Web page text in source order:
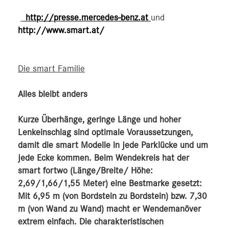
http://presse.mercedes-benz.at und
http://www.smart.at/
Die smart Familie
Alles bleibt anders
Kurze Überhänge, geringe Länge und hoher
Lenkeinschlag sind optimale Voraussetzungen,
damit die smart Modelle in jede Parklücke und um
jede Ecke kommen. Beim Wendekreis hat der
smart fortwo (Länge/Breite/ Höhe:
2,69/1,66/1,55 Meter) eine Bestmarke gesetzt:
Mit 6,95 m (von Bordstein zu Bordstein) bzw. 7,30
m (von Wand zu Wand) macht er Wendemanöver
extrem einfach. Die charakteristischen